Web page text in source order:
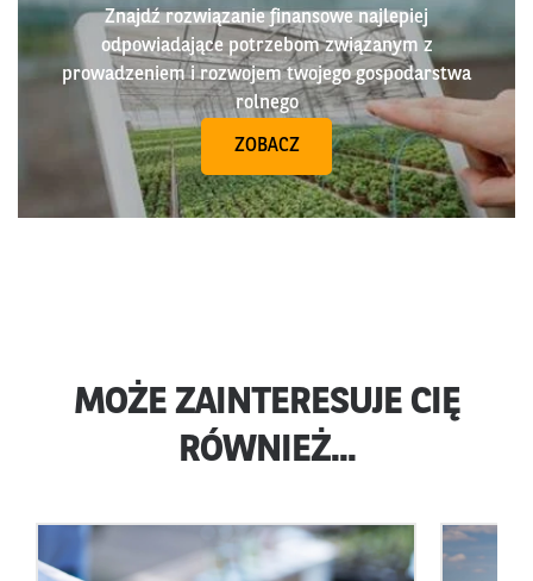
Znajdź rozwiązanie finansowe najlepiej
odpowiadające potrzebom związanym z
prowadzeniem i rozwojem twojego gospodarstwa
rolnego
ZOBACZ
MOŻE ZAINTERESUJE CIĘ
RÓWNIEŻ...